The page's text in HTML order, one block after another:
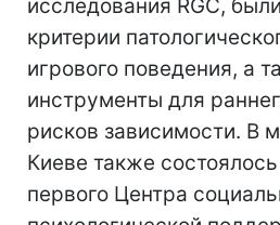
исследования RGC,
критерии
игрового поведения, а
инструменты для
рисков зависимости. В
Киеве также
первого Центра